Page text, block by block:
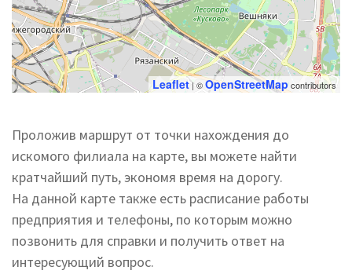
Leaflet| ©OpenStreetMapcontributors
Проложив маршрут от точки нахождения до
искомого филиала на карте, вы можете найти
кратчайший путь, экономя время на дорогу.
На данной карте также есть расписание работы
предприятия и телефоны, по которым можно
позвонить для справки и получить ответ на
интересующий вопрос.